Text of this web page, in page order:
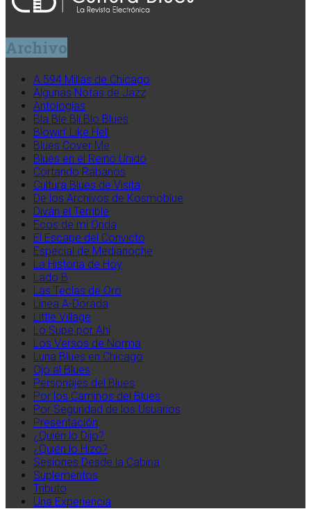
Archivo
A 594 Millas de Chicago
Algunas Notas de Jazz
Antologías
Bla Ble Bli Blo Blues
Blowin’ Like Hell
Blues Cover Me
Blues en el Reino Unido
Cortando Rábanos
Cultura Blues de Visita
De los Archivos de Kosmoblue
Diván el Terrible
Ecos de mi Onda
El Escape del Convicto
Especial de Medianoche
La Historia de Hoy
Lado B
Las Teclas de Oro
Línea A-Dorada
Little Village
Lo Supe por Ahí
Los Versos de Norma
Luna Blues en Chicago
Ojo al Blues
Personajes del Blues
Por los Caminos del Blues
Por Seguridad de los Usuarios
Presentación
¿Quién lo Dijo?
¿Quién lo Hizo?
Sesiones Desde la Cabina
Suplementos
Tributo
Una Experiencia